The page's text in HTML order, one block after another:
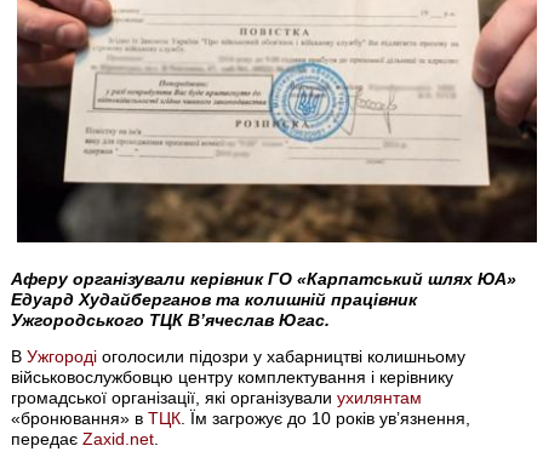
Аферу організували керівник ГО «Карпатський шлях ЮА»
Едуард Худайберганов та колишній працівник
Ужгородського ТЦК В’ячеслав Югас.
ВУжгороді оголосили підозри у хабарництві колишньому
військовослужбовцю центру комплектування і керівнику
громадської організації, які організувалиухилянтам
«бронювання» вТЦК . Їм загрожує до 10 років ув’язнення,
передаєZaxid.net